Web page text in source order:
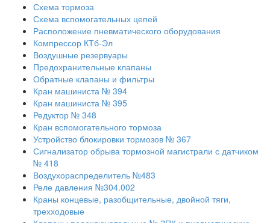
Схема тормоза
Схема вспомогательных цепей
Расположение пневматического оборудования
Компрессор КТб-Эл
Воздушные резервуары
Предохранительные клапаны
Обратные клапаны и фильтры
Кран машиниста № 394
Кран машиниста № 395
Редуктор № 348
Кран вспомогательного тормоза
Устройство блокировки тормозов № 367
Сигнализатор обрыва тормозной магистрали с датчиком
№ 418
Воздухораспределитель №483
Реле давления №304.002
Краны концевые, разобщительные, двойной тяги,
трехходовые